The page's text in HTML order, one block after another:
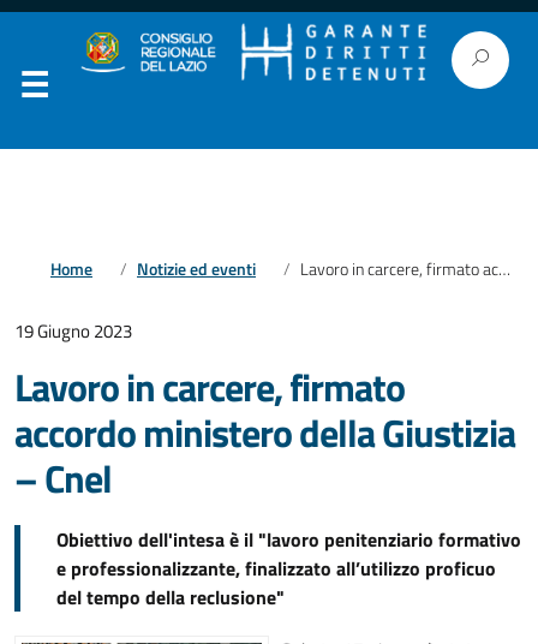
Home Notizie ed eventi Lavoro in carcere, firmato accordo ministero della Giustizia – Cnel
19 Giugno 2023
Lavoro in carcere, firmato
accordo ministero della Giustizia
– Cnel
Obiettivo dell'intesa è il "lavoro penitenziario formativo
e professionalizzante, finalizzato all’utilizzo proficuo
del tempo della reclusione"